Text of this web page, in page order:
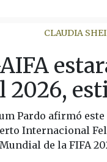
CLAUDIA
2026,
Pardo afirmó
Internacional
de la FIFA